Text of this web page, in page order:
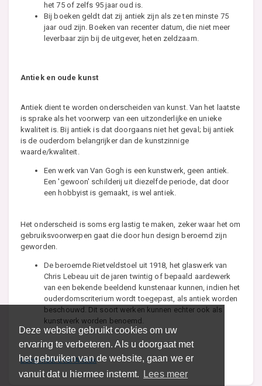
Deze website gebruikt cookies om uw
ervaring te verbeteren. Als u doorgaat met
het gebruiken van de website, gaan we er
vanuit dat u hiermee instemt.
Lees meer
het 75 of zelfs 95 jaar oud is.
Bij boeken geldt dat zij antiek zijn als ze ten minste 75
jaar oud zijn. Boeken van recenter datum, die niet meer
leverbaar zijn bij de uitgever, heten zeldzaam.
Antiek en oude kunst
Antiek dient te worden onderscheiden van kunst. Van het laatste
is sprake als het voorwerp van een uitzonderlijke en unieke
kwaliteit is. Bij antiek is dat doorgaans niet het geval; bij antiek
is de ouderdom belangrijker dan de kunstzinnige
waarde/kwaliteit.
Een werk van Van Gogh is een kunstwerk, geen antiek.
Een 'gewoon' schilderij uit diezelfde periode, dat door
een hobbyist is gemaakt, is wel antiek.
Het onderscheid is soms erg lastig te maken, zeker waar het om
gebruiksvoorwerpen gaat die door hun design beroemd zijn
geworden.
De beroemde Rietveldstoel uit 1918, het glaswerk van
Chris Lebeau uit de jaren twintig of bepaald aardewerk
van een bekende beeldend kunstenaar kunnen, indien het
ouderdomscriterium wordt toegepast, als antiek worden
beschouwd. Dit soort werken kunnen echter ook als
kunstwerk worden benoemd.
Lees meer over Antiek